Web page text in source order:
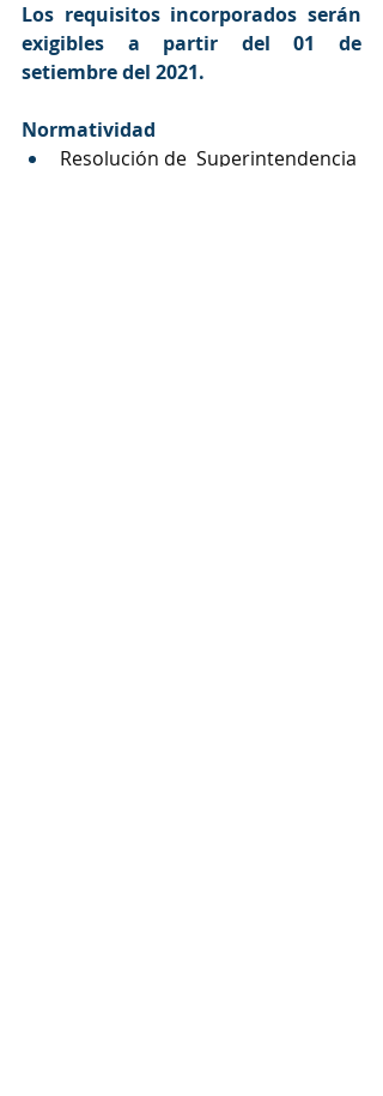
Los requisitos incorporados serán
exigibles a partir del 01 de
setiembre del 2021.
Normatividad
Resolución de  Superintendencia